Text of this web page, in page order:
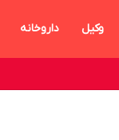
وکیل داروخانه